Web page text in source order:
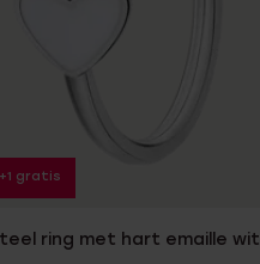
ring met hart emaille wit
gratis